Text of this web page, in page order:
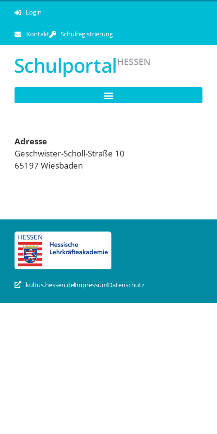
Login
Kontakt Schulregistrierung
Adresse
Geschwister-Scholl-Straße 10
65197 Wiesbaden
kultus.hessen.deImpressumDatenschutz